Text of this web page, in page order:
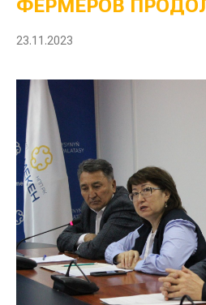
ФЕРМЕРОВ
23.11.2023